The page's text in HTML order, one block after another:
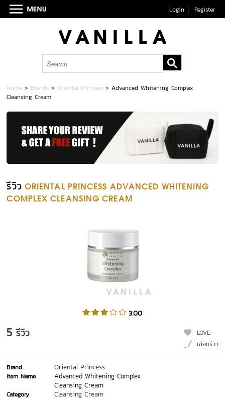
Login Register
Home > Brands > Oriental Princess >Advanced Whitening Complex
Cleansing Cream
รีวิว ORIENTAL PRINCESS ADVANCED WHITENING
COMPLEX CLEANSING CREAM
3.00
5 รีวิว
LOVE
เขียนรีวิว
Brand Oriental Princess
Item Name
Advanced Whitening Complex
Cleansing Cream
Category Cleansing Cream